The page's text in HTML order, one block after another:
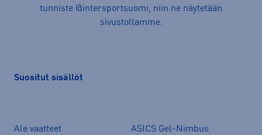
tunniste @intersportsuomi, niin ne näytetään
sivustollamme.
Suositut sisällöt
Ale vaatteet
ASICS Gel-Nimbus